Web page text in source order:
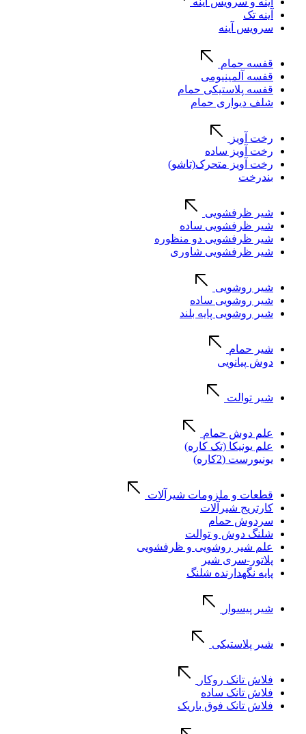
آینه تک
سرویس آینه
قفسه حمام
قفسه آلمینیومی
قفسه پلاستیکی حمام
شلف دیواری حمام
رخت آویز
رخت آویز ساده
رخت آویز متحرک(تاشو)
بندرخت
شیر ظرفشویی
شیر ظرفشویی ساده
شیر ظرفشویی دو منظوره
شیر ظرفشویی شاوری
شیر روشویی
شیر روشویی ساده
شیر روشویی پایه بلند
شیر حمام
دوش پیانویی
شیر توالت
علم دوش حمام
علم یونیکا (تک کاره)
یونیورست (2کاره)
قطعات و ملزومات شیرآلات
کارتریج شیرآلات
سردوش حمام
شلنگ دوش و توالت
علم شیر روشویی و ظرفشویی
پلاتور-سری شیر
پایه نگهدارنده شلنگ
شیر پیسوار
شیر پلاستیکی
فلاش تانک روکار
فلاش تانک ساده
فلاش تانک فوق باریک